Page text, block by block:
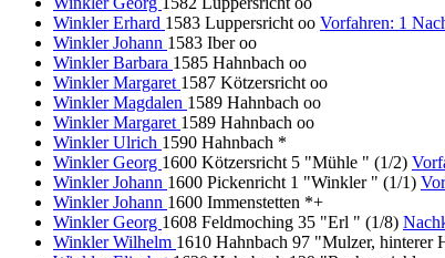
Winkler Erhard 1583 Luppersricht oo Vorfahren: 1
Winkler Johann 1583 Iber oo
Winkler Barbara 1585 Hahnbach oo
Winkler Margaret 1587 Kötzersricht oo
Winkler Magdalen 1589 Hahnbach oo
Winkler Margaret 1589 Hahnbach oo
Winkler Ulrich 1590 Hahnbach *
Winkler Georg 1600 Kötzersricht 5 "Mühle " (1/2)
Winkler Johann 1600 Pickenricht 1 "Winkler " (1/1)
Winkler Johann 1600 Immenstetten *+
Winkler Georg 1608 Feldmoching 35 "Erl " (1/8)
Winkler Wilhelm 1610 Hahnbach 97 "Mulzer, hinterer